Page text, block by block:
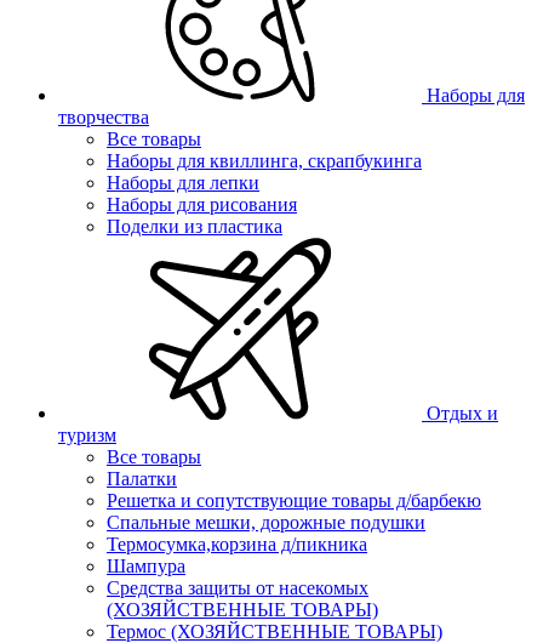
Наборы для
творчества
Все товары
Наборы для квиллинга, скрапбукинга
Наборы для лепки
Наборы для рисования
Поделки из пластика
Отдых и
туризм
Все товары
Палатки
Решетка и сопутствующие товары д/барбекю
Спальные мешки, дорожные подушки
Термосумка,корзина д/пикника
Шампура
Средства защиты от насекомых
(ХОЗЯЙСТВЕННЫЕ ТОВАРЫ)
Термос (ХОЗЯЙСТВЕННЫЕ ТОВАРЫ)